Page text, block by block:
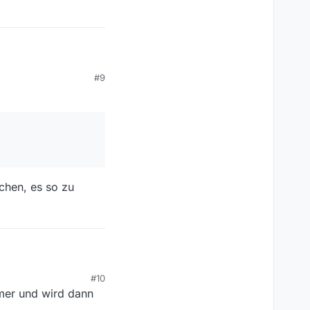
eine Stunde alt
…
zu fehlen
#9
es so zu
#10
und wird dann